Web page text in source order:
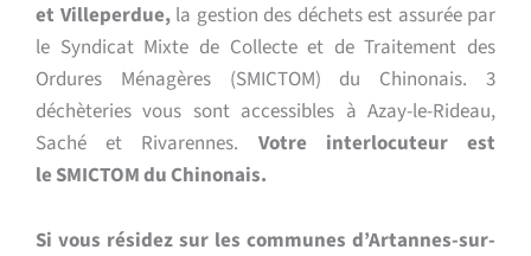
et Villeperdue,la gestion des déchets est assurée par
le Syndicat Mixte de Collecte et de Traitement des
Ordures Ménagères (SMICTOM) du Chinonais. 3
déchèteries vous sont accessibles à Azay-le-Rideau,
Saché et Rivarennes. Votre interlocuteur est
le SMICTOM du Chinonais.
Si vous résidez sur les communes d’Artannes-sur-